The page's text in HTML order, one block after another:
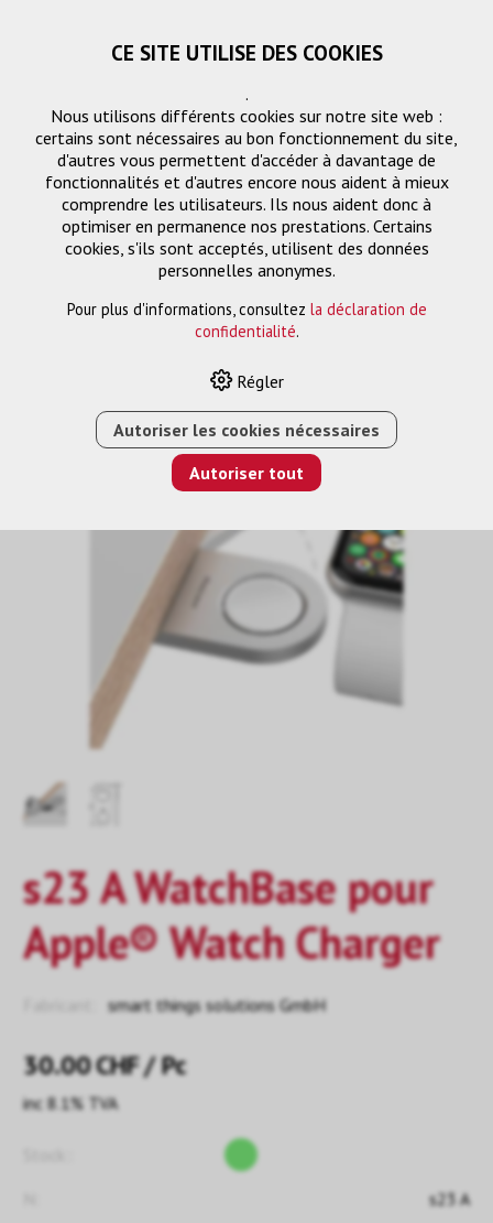
Support pour tablette
SOLUTION DE MONTAGE
S23 A WATCHBASE POUR APPLE®
WATCH CHARGER
s23 A WatchBase pour
Apple® Watch Charger
smart things solutions GmbH
30.00CHF/ Pc
inc 8.1% TVA
s23 A
CE SITE UTILISE DES COOKIES
.
Nous utilisons différents cookies sur notre site web :
certains sont nécessaires au bon fonctionnement du site,
d'autres vous permettent d'accéder à davantage de
fonctionnalités et d'autres encore nous aident à mieux
comprendre les utilisateurs. Ils nous aident donc à
optimiser en permanence nos prestations. Certains
cookies, s'ils sont acceptés, utilisent des données
personnelles anonymes.
Pour plus d'informations, consultez la déclaration de
confidentialité.
Régler
Autoriser les cookies nécessaires
Autoriser tout